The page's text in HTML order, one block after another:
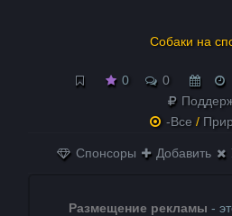
Собаки на
0 0
-Все /
Спонсоры Добавить
Размещение рекламы -